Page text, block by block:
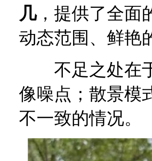
几，提供了全面
动态范围、鲜艳
不足之处在于
像噪点；散景模
不一致的情况。